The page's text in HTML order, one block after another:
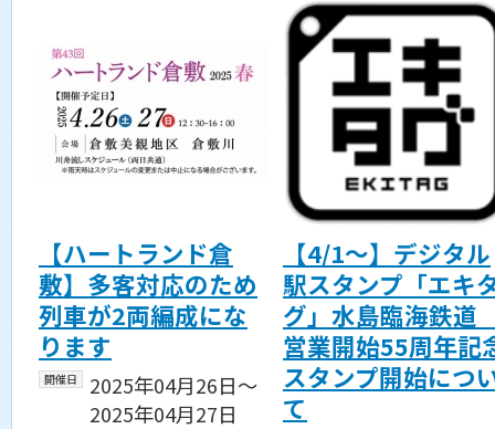
【ハートランド倉
敷】多客対応のため
列車が2両編成にな
ります
開催日
2025年04月26日〜
2025年04月27日
【4/1～】デジタル
駅スタンプ「エキ
グ」水島臨海鉄
営業開始55周年記
スタンプ開始につ
て